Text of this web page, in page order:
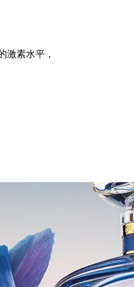
激素水平，